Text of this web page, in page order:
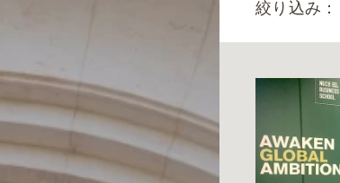
絞り込み